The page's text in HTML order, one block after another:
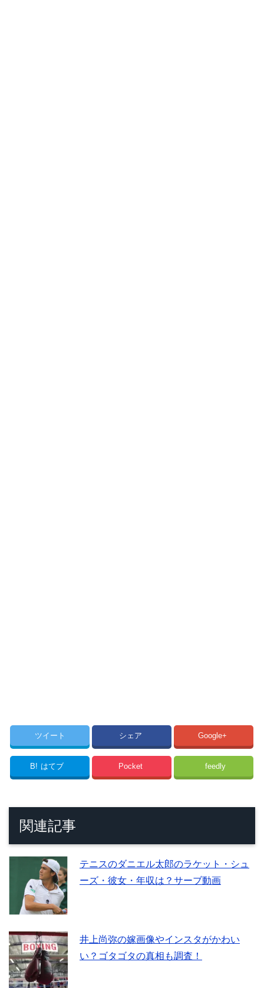
ツイート シェア Google+
B! はてブ Pocket feedly
関連記事
テニスのダニエル太郎のラケット・シュ
ーズ・彼女・年収は？サーブ動画
井上尚弥の嫁画像やインスタがかわい
い？ゴタゴタの真相も調査！